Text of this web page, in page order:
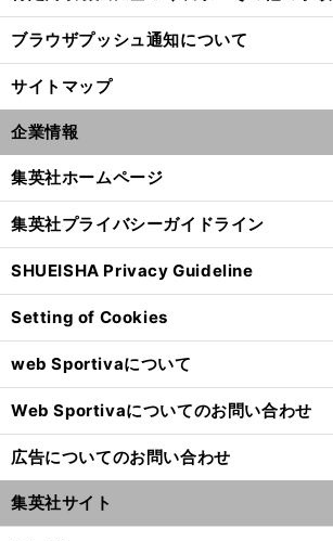
ブラウザプッシュ通知について
サイトマップ
企業情報
集英社ホームページ
集英社プライバシーガイドライン
SHUEISHA Privacy Guideline
Setting of Cookies
web Sportivaについて
Web Sportivaについてのお問い合わせ
広告についてのお問い合わせ
集英社サイト